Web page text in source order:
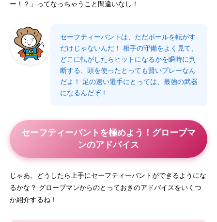
ー！？」ってなっちゃうこと間違いなし！
セーフティーバントは、ただボールを転がす
だけじゃないんだ！ 相手の守備をよく見て、
どこに転がしたらヒットになるかを瞬時に判
断する、頭を使ったとっても賢いプレーなん
だよ！ 足の速い選手にとっては、最強の武器
になるんだぞ！
セーフティーバントを極めよう！グローブマ
ンのアドバイス
じゃあ、どうしたら上手にセーフティーバントができるようにな
るかな？ グローブマンからのとっておきのアドバイスをいくつ
か紹介するね！